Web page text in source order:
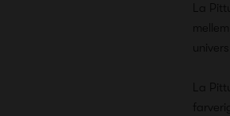
La
La